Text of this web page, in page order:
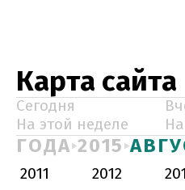
Карта сайта
Сегодня
На этой неделе
ГОДА 2015
2011 2012